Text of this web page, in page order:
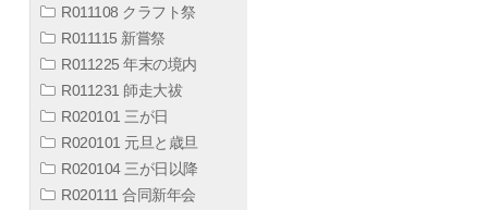
R011108 クラフト祭
R011115 新嘗祭
R011225 年末の境内
R011231 師走大祓
R020101 三が日
R020101 元旦と歳旦
R020104 三が日以降
R020111 合同新年会